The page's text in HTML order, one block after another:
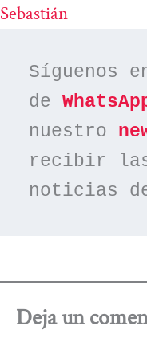
Sebastián
Síguenos
de
nuestro
recibir
noticias
Deja un